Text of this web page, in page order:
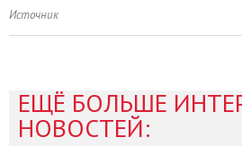
Источник
ЕЩЁ БОЛЬШЕ
НОВОСТЕЙ: